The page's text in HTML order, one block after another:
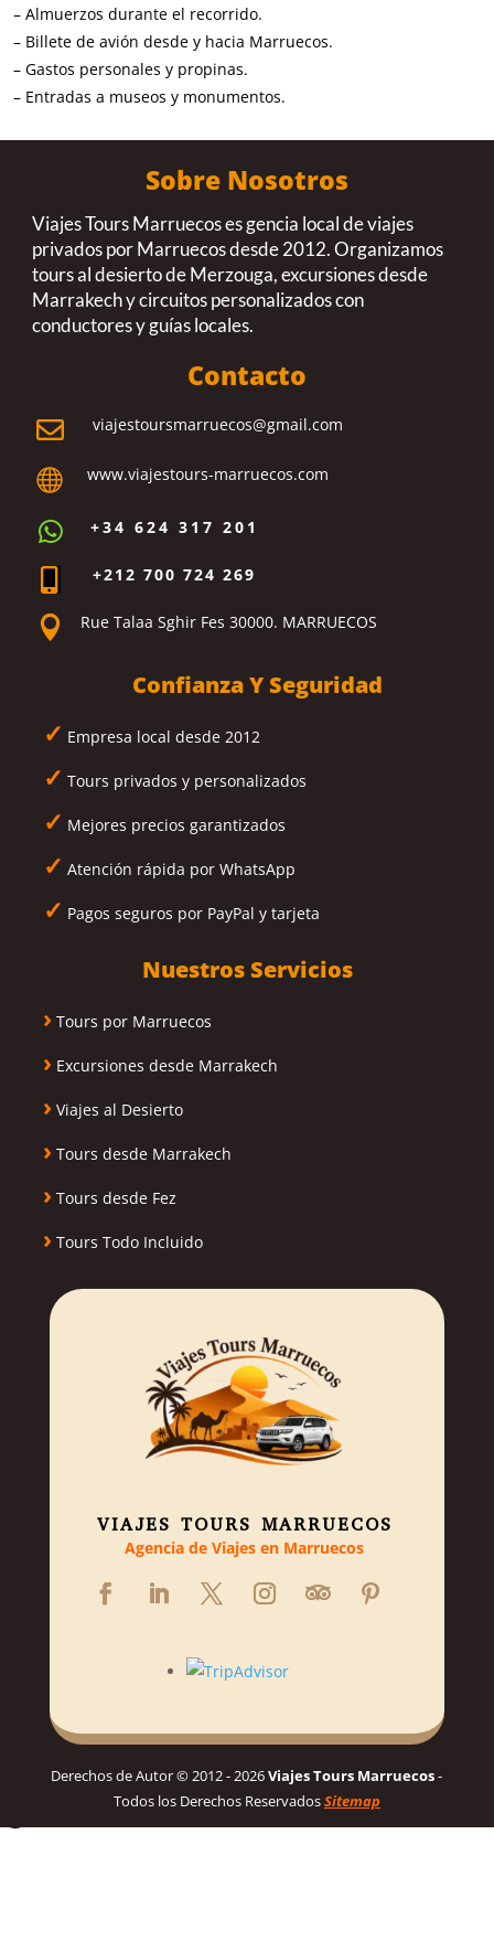
– Almuerzos durante el recorrido.
– Billete de avión desde y hacia Marruecos.
– Gastos personales y propinas.
– Entradas a museos y monumentos.
Sobre Nosotros
Viajes Tours Marruecos es gencia local de viajes
privados por Marruecos desde 2012. Organizamos
tours al desierto de Merzouga, excursiones desde
Marrakech y circuitos personalizados con
conductores y guías locales.
Contacto
 viajestoursmarruecos@gmail.com
 www.viajestours-marruecos.com
 +34 624 317 201
+212 700 724 269
 Rue Talaa Sghir Fes 30000. MARRUECOS
Confianza Y Seguridad
✓ Empresa local desde 2012
✓ Tours privados y personalizados
✓ Mejores precios garantizados
✓ Atención rápida por WhatsApp
✓ Pagos seguros por PayPal y tarjeta
Nuestros Servicios
› Tours por Marruecos
› Excursiones desde Marrakech
› Viajes al Desierto
› Tours desde Marrakech
› Tours desde Fez
› Tours Todo Incluido
VIAJES TOURS MARRUECOS
Agencia de Viajes en Marruecos
Derechos de Autor © 2012 - 2026Viajes Tours Marruecos-
Todos los Derechos ReservadosSitemap